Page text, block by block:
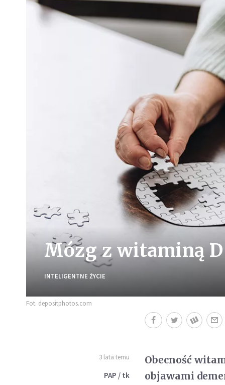
Mózg z witaminą
INTELIGENTNE ŻYCIE
Fot. depositphotos.com
3 lata temu
PAP / tk
Obecność
objawami